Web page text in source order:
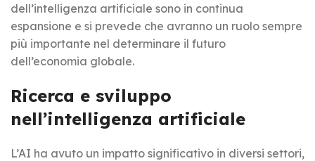
dell’intelligenza artificiale sono in continua
espansione e si prevede che avranno un ruolo sempre
più importante nel determinare il futuro
dell’economia globale.
Ricerca e sviluppo
nell’intelligenza artificiale
L’AI ha avuto un impatto significativo in diversi settori,